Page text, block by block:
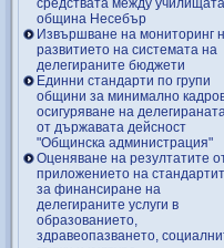
средствата между
община Несебър
Извършване на мониторинг
развитието на системата на
делегираните бюджети
Единни стандарти по групи
общини за минимално
осигуряване на
от държавата дейсност
"Общинска администрация"
Оценяване на резултатите
приложението на
за финансиране на
делегираните услуги в
образованието,
здравеопазването,